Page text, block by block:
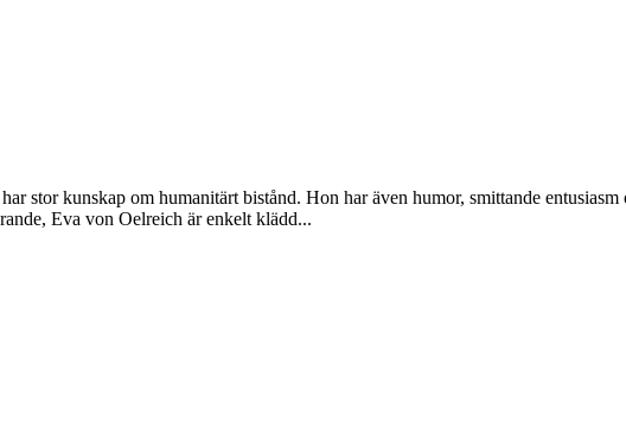
stor kunskap om humanitärt bistånd. Hon har även humor, smittande
Eva von Oelreich är enkelt klädd...